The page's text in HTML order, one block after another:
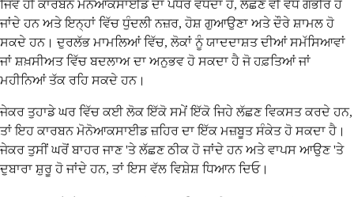
ਜਿਵੇਂ ਹੀ ਕਾਰਬਨ ਮੋਨੋਆਕਸਾਈਡ ਦਾ ਪੱਧਰ ਵੱਧਦਾ ਹੈ, ਲੱਛਣ ਵੀ ਵੱਧ ਗੰਭੀਰ ਹੋ
ਜਾਂਦੇ ਹਨ ਅਤੇ ਇਨ੍ਹਾਂ ਵਿੱਚ ਧੁੰਦਲੀ ਨਜ਼ਰ, ਹੋਸ਼ ਗੁਆਉਣਾ ਅਤੇ ਦੌਰੇ ਸ਼ਾਮਲ ਹੋ
ਸਕਦੇ ਹਨ। ਦੁਰਲੱਭ ਮਾਮਲਿਆਂ ਵਿੱਚ, ਲੋਕਾਂ ਨੂੰ ਯਾਦਦਾਸ਼ਤ ਦੀਆਂ ਸਮੱਸਿਆਵਾਂ
ਜਾਂ ਸ਼ਖ਼ਸੀਅਤ ਵਿੱਚ ਬਦਲਾਅ ਦਾ ਅਨੁਭਵ ਹੋ ਸਕਦਾ ਹੈ ਜੋ ਹਫ਼ਤਿਆਂ ਜਾਂ
ਮਹੀਨਿਆਂ ਤੱਕ ਰਹਿ ਸਕਦੇ ਹਨ।
ਜੇਕਰ ਤੁਹਾਡੇ ਘਰ ਵਿੱਚ ਕਈ ਲੋਕ ਇੱਕੋ ਸਮੇਂ ਇੱਕੋ ਜਿਹੇ ਲੱਛਣ ਵਿਕਸਤ ਕਰਦੇ ਹਨ,
ਤਾਂ ਇਹ ਕਾਰਬਨ ਮੋਨੋਆਕਸਾਈਡ ਜ਼ਹਿਰ ਦਾ ਇੱਕ ਮਜ਼ਬੂਤ ​​ਸੰਕੇਤ ਹੋ ਸਕਦਾ ਹੈ।
ਜੇਕਰ ਤੁਸੀਂ ਘਰੋਂ ਬਾਹਰ ਜਾਣ 'ਤੇ ਲੱਛਣ ਠੀਕ ਹੋ ਜਾਂਦੇ ਹਨ ਅਤੇ ਵਾਪਸ ਆਉਣ 'ਤੇ
ਦੁਬਾਰਾ ਸ਼ੁਰੂ ਹੋ ਜਾਂਦੇ ਹਨ, ਤਾਂ ਇਸ ਵੱਲ ਵਿਸ਼ੇਸ਼ ਧਿਆਨ ਦਿਓ।